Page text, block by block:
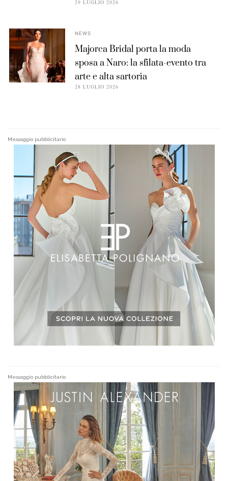
29 LUGLIO 2026
NEWS
Majorca Bridal porta la moda
sposa a Naro: la sfilata-evento tra
arte e alta sartoria
28 LUGLIO 2026
Messaggio pubblicitario
Messaggio pubblicitario